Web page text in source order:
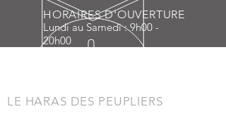
HORAIRES D'OUVERTURE
Lundi au Samedi : 9h00 -
20h00
LE HARAS DES PEUPLIERS